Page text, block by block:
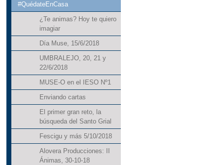
#QuédateEnCasa
¿Te animas? Hoy te quiero
imagiar
Día Muse, 15/6/2018
UMBRALEJO, 20, 21 y
22/6/2018
MUSE-O en el IESO Nº1
Enviando cartas
El primer gran reto, la
búsqueda del Santo Grial
Fescigu y más 5/10/2018
Alovera Producciones: II
Ánimas, 30-10-18